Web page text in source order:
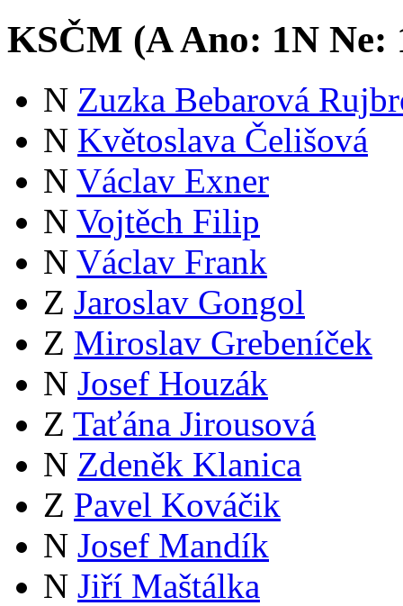
KSČM (AAno: 1N Ne:
N Zuzka Bebarová
N Květoslava Čelišová
N Václav Exner
N Vojtěch Filip
N Václav Frank
Z Jaroslav Gongol
Z Miroslav Grebeníček
N Josef Houzák
Z Taťána Jirousová
N Zdeněk Klanica
Z Pavel Kováčik
N Josef Mandík
N Jiří Maštálka